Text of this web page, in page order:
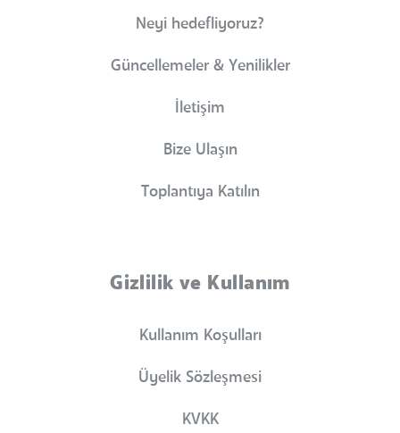
Neyi hedefliyoruz?
Güncellemeler & Yenilikler
İletişim
Bize Ulaşın
Toplantıya Katılın
Gizlilik ve Kullanım
Kullanım Koşulları
Üyelik Sözleşmesi
KVKK